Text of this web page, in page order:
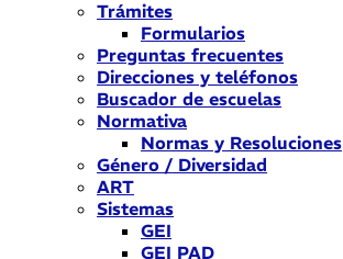
Trámites
Formularios
Preguntas frecuentes
Direcciones y teléfonos
Buscador de escuelas
Normativa
Normas y Resoluciones
Género / Diversidad
ART
Sistemas
GEI
GEI PAD